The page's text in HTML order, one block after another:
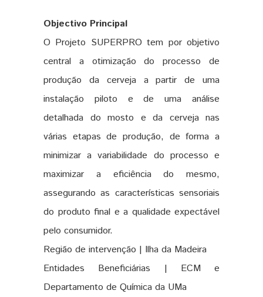
Objectivo Principal
O Projeto SUPERPRO tem por objetivo
central a otimização do processo de
produção da cerveja a partir de uma
instalação piloto e de uma análise
detalhada do mosto e da cerveja nas
várias etapas de produção, de forma a
minimizar a variabilidade do processo e
maximizar a eficiência do mesmo,
assegurando as características sensoriais
do produto final e a qualidade expectável
pelo consumidor.
Região de intervenção | Ilha da Madeira
Entidades Beneficiárias | ECM e
Departamento de Química da UMa